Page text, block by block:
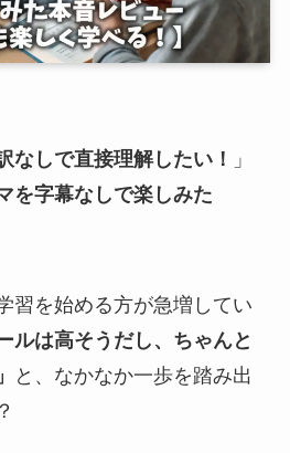
なしで直接理解したい！
」
を字幕なしで楽しみた
習を始める方が急増してい
ルは高そうだし、ちゃんと
と、なかなか一歩を踏み出